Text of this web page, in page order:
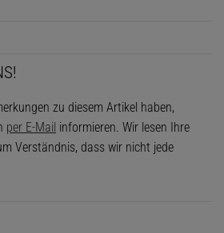
zu diesem Artikel haben,
per E-Mail informieren. Wir lesen Ihre
Verständnis, dass wir nicht jede